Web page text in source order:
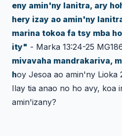
eny amin'ny lanitra, ary
hery izay ao amin'ny
marina tokoa fa tsy mba
ity" - Marka 13:24-25
mivavaha mandrakariva,
hoy Jesoa ao amin'ny Lioka
Ilay tia anao no ho avy, koa
amin'izany?